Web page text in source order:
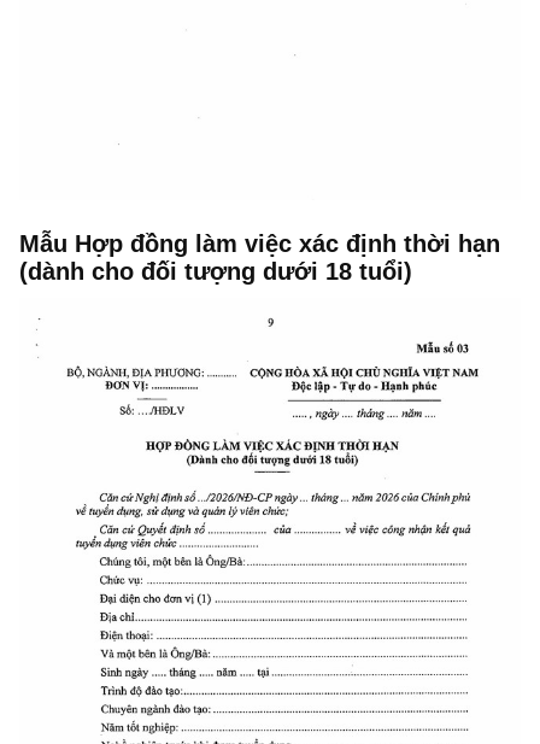
Mẫu Hợp đồng làm việc xác định thời hạn
(dành cho đối tượng dưới 18 tuổi)